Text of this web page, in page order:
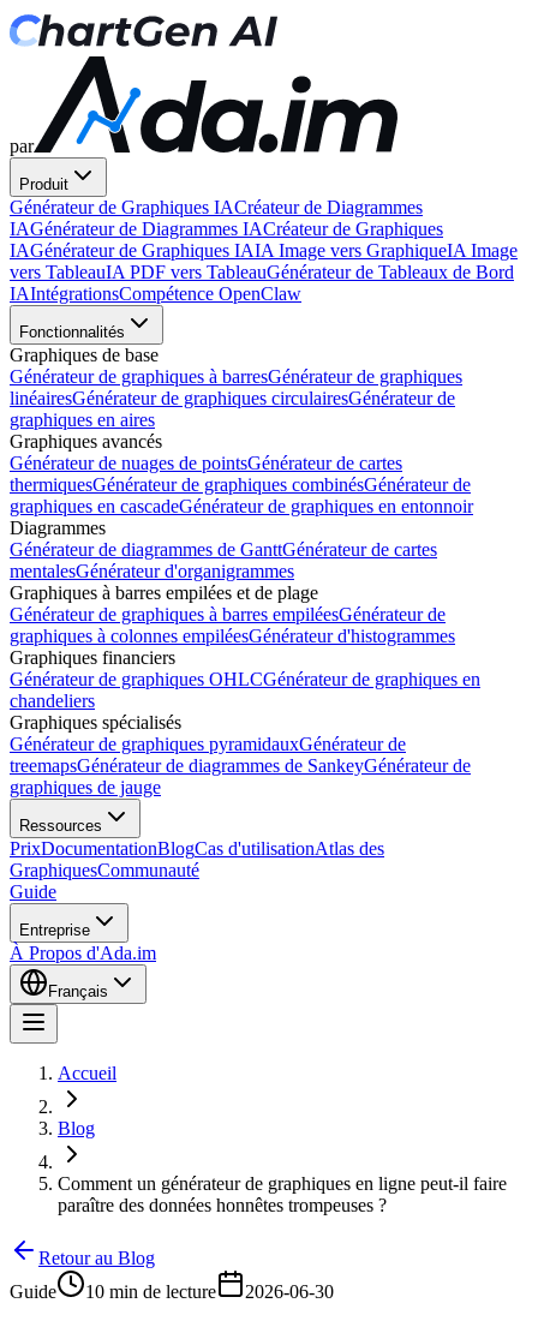
par
Produit
Générateur de Graphiques IACréateur de Diagrammes
IAGénérateur de Diagrammes IACréateur de Graphiques
IAGénérateur de Graphiques IAIA Image vers GraphiqueIA Image
vers TableauIA PDF vers TableauGénérateur de Tableaux de Bord
IAIntégrationsCompétence OpenClaw
Fonctionnalités
Graphiques de base
Générateur de graphiques à barresGénérateur de graphiques
linéairesGénérateur de graphiques circulairesGénérateur de
graphiques en aires
Graphiques avancés
Générateur de nuages de pointsGénérateur de cartes
thermiquesGénérateur de graphiques combinésGénérateur de
graphiques en cascadeGénérateur de graphiques en entonnoir
Diagrammes
Générateur de diagrammes de GanttGénérateur de cartes
mentalesGénérateur d'organigrammes
Graphiques à barres empilées et de plage
Générateur de graphiques à barres empiléesGénérateur de
graphiques à colonnes empiléesGénérateur d'histogrammes
Graphiques financiers
Générateur de graphiques OHLCGénérateur de graphiques en
chandeliers
Graphiques spécialisés
Générateur de graphiques pyramidauxGénérateur de
treemapsGénérateur de diagrammes de SankeyGénérateur de
graphiques de jauge
Ressources
PrixDocumentationBlogCas d'utilisationAtlas des
GraphiquesCommunauté
Guide
Entreprise
À Propos d'Ada.im
Français
Accueil
Blog
Comment un générateur de graphiques en ligne peut-il faire
paraître des données honnêtes trompeuses ?
Retour au Blog
Guide
10 min de lecture 2026-06-30